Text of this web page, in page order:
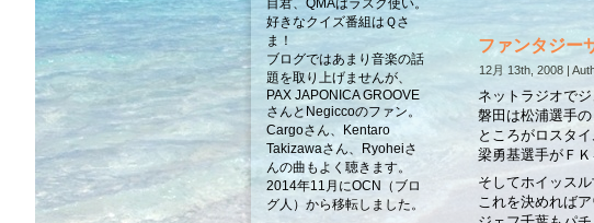
目君、QMAはラスク使い。
好きなクイズ番組はＱさ
ま！
ブログではあまり音楽の話
題を取り上げませんが、
PAX JAPONICA GROOVE
さんとNegiccoのファン。
Cargoさん、Kentaro
Takizawaさん、Ryoheiさ
んの曲もよく聴きます。
2014年11月にOCN（ブロ
グ人）から移転しました。
ファンタジー
12月 13th, 2008 |
ネットラジオで
磐田は松浦選手
ところがロスタ
梁勇基選手がＦＫ
そしてホイッス
これを決めれば